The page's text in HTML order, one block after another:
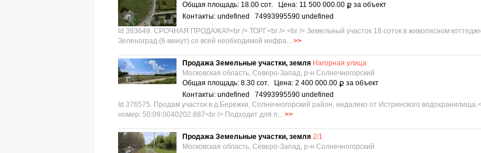
Общая площадь: 18.00 сот. Цена: 11 500 000.00 Р за объект
Контакты: undefined 74993995590 undefined
Id 383649. СРОЧНАЯ ПРОДАЖА!!<br /> ТОРГ<br /> <br /> Земельный участок 18 соток в живописном
Зеленоград (6 минут) со всей необходимой инфра... >>
Продажа Земельные участки, земля Нагорная улица
Московская область, Северо-Запад, р-н Солнечногорский
Общая площадь: 8.30 сот. Цена: 2 400 000.00 Р за объект
Контакты: undefined 74993995590 undefined
Id 376575. Продам участок в д.Бережки, Солнечногорский район, недалеко от Истринского
номер: 50:09:0040202:887<br /> Подходит для п... >>
Продажа Земельные участки, земля 2/1
Московская область, Северо-Запад, р-н Солнечногорский